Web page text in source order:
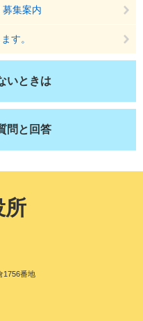
集案内
す。
いときは
問と回答
所
1756番地